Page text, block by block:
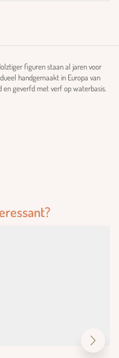
figuren staan ​​al jaren voor
handgemaakt in Europa van
geverfd met verf op waterbasis.